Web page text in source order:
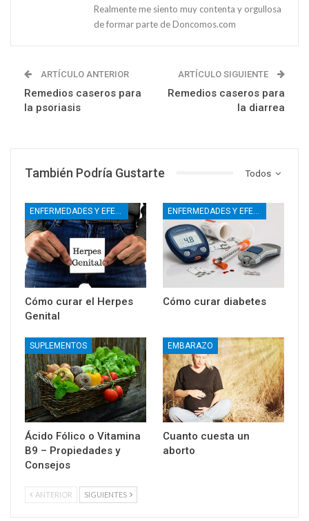
Realmente me siento muy contenta y orgullosa
de formar parte de Doncomos.com
ARTÍCULO ANTERIOR
Remedios caseros para
la psoriasis
ARTÍCULO SIGUIENTE
Remedios caseros para
la diarrea
Todos
También Podría Gustarte
Cómo curar el Herpes
Genital
Cómo curar diabetes
SUPLEMENTOS
Ácido Fólico o Vitamina
B9 – Propiedades y
Consejos
EMBARAZO
Cuanto cuesta un
aborto
ANTERIOR SIGUIENTES